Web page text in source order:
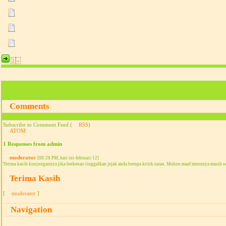
2 »
Comments
Subscribe to Comment Feed ( RSS)
ATOM
1 Responses from admin
moderator [08:28 PM, hari ini-februari-12]
Terima kasih kunjungannya jika berkenan tinggalkan jejak anda berupa kritik saran. Mohon maaf menunya masih
Terima Kasih
[ moderator ]
Navigation